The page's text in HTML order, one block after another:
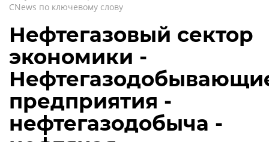
CNews по ключевому слову
Нефтегазовый сектор
экономики -
предприятия -
нефтегазодобыча -